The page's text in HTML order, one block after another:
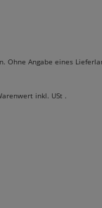
Ohne Angabe eines
inkl. USt .